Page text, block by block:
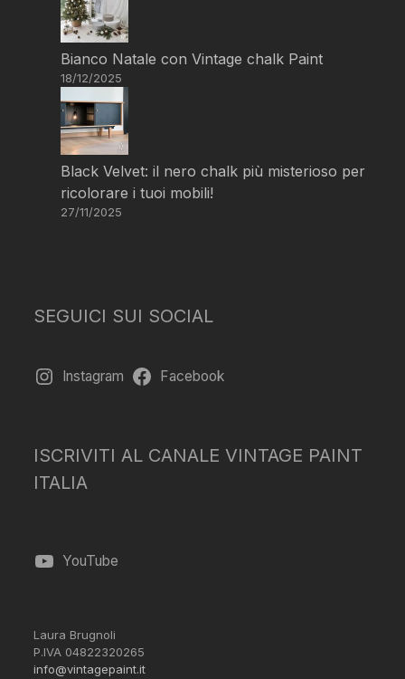
Bianco Natale con Vintage chalk Paint
18/12/2025
Black Velvet: il nero chalk più misterioso per
ricolorare i tuoi mobili!
27/11/2025
SEGUICI SUI SOCIAL
Instagram Facebook
ISCRIVITI AL CANALE VINTAGE PAINT
ITALIA
YouTube
Laura Brugnoli
P.IVA 04822320265
info@vintagepaint.it